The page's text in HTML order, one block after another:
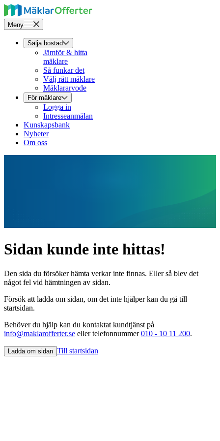
Meny
Sälja bostad
Jämför & hitta
mäklare
Så funkar det
Välj rätt mäklare
Mäklararvode
För mäklare
Logga in
Intresseanmälan
Kunskapsbank
Nyheter
Om oss
Sidan kunde inte hittas!
Den sida du försöker hämta verkar inte finnas. Eller så blev det
något fel vid hämtningen av sidan.
Försök att ladda om sidan, om det inte hjälper kan du gå till
startsidan.
Behöver du hjälp kan du kontaktat kundtjänst på
info@maklarofferter.se eller telefonnummer010 - 10 11 200.
Ladda om sidan Till startsidan